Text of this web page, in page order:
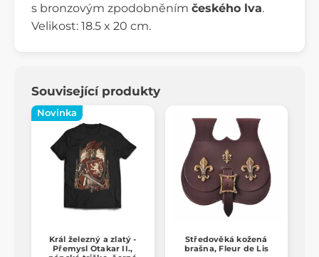
s bronzovým zpodobněním českého lva.
Velikost: 18.5 x 20 cm.
Související produkty
Novinka
Král železný a zlatý -
Přemysl Otakar II.,
Středověká kožená
brašna, Fleur de Lis